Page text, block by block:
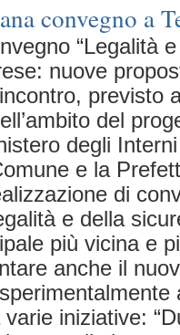
convegno a
“Legalità
nuove
previsto
del
degli
e la
di
e della
più vicina e
anche il
iniziative: